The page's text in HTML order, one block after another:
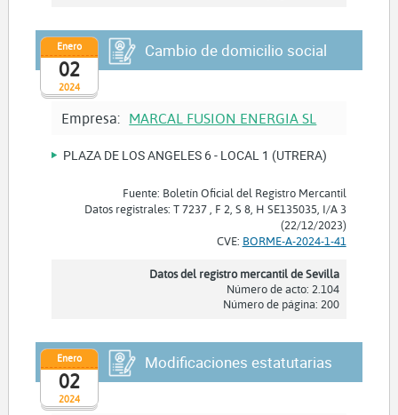
2024
Enero
02
Cambio de domicilio social
Empresa: MARCAL FUSION ENERGIA SL
PLAZA DE LOS ANGELES 6 - LOCAL 1 (UTRERA)
Fuente: Boletín Oficial del Registro Mercantil
Datos registrales: T 7237 , F 2, S 8, H SE135035, I/A 3
(22/12/2023)
CVE: BORME-A-2024-1-41
Datos del registro mercantil de Sevilla
Número de acto: 2.104
Número de página: 200
2024
Enero
02
Modificaciones estatutarias